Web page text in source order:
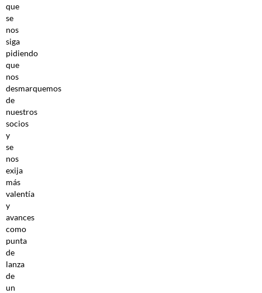
que
se
nos
siga
pidiendo
que
nos
desmarquemos
de
nuestros
socios
y
se
nos
exija
más
valentía
y
avances
como
punta
de
lanza
de
un